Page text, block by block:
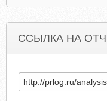
ССЫЛКА НА